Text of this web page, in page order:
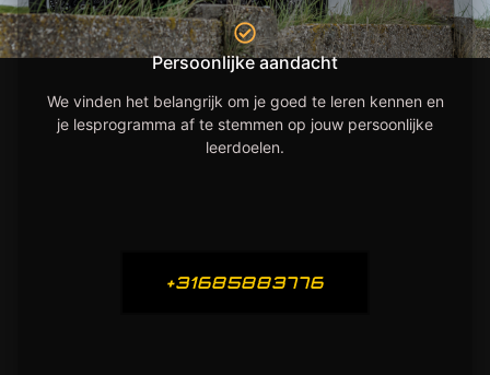
Persoonlijke aandacht
We vinden het belangrijk om je goed te leren kennen en
je lesprogramma af te stemmen op jouw persoonlijke
leerdoelen.
+31685883776